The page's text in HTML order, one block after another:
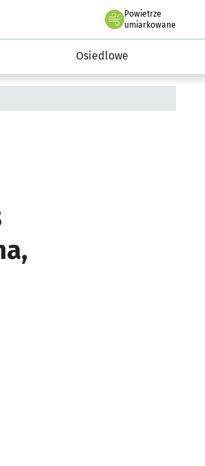
inwestycje 2019-2032
Powietrze
we Wrocławiu
umiarkowane
Osiedlowe